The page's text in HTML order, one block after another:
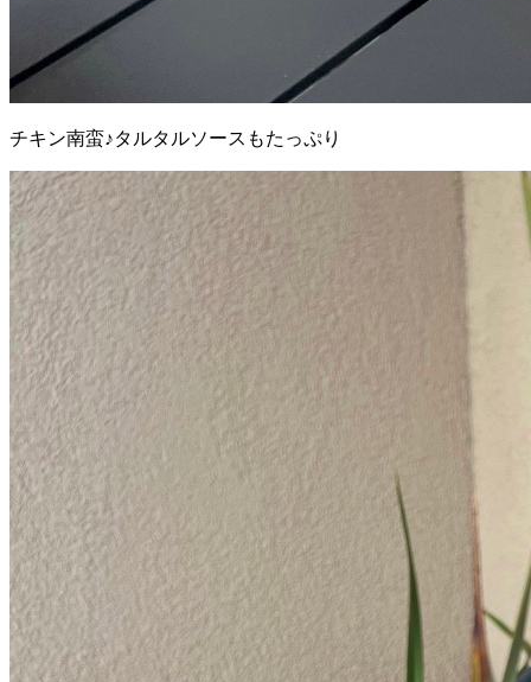
チキン南蛮♪タルタルソースもたっぷり